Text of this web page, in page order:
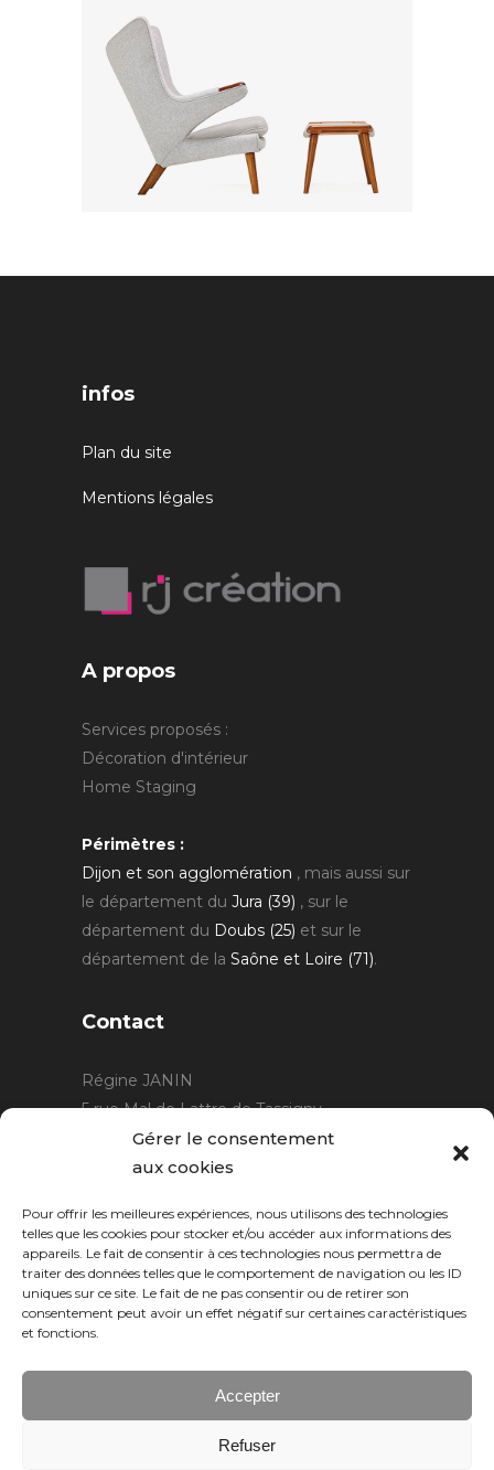
Gérer le consentement
aux cookies
Pour offrir les meilleures expériences, nous utilisons des technologies
telles que les cookies pour stocker et/ou accéder aux informations des
appareils. Le fait de consentir à ces technologies nous permettra de
traiter des données telles que le comportement de navigation ou les ID
uniques sur ce site. Le fait de ne pas consentir ou de retirer son
consentement peut avoir un effet négatif sur certaines caractéristiques
et fonctions.
Accepter
Refuser
infos
Plan du site
Mentions légales
A propos
Services proposés :
Décoration d'intérieur
Home Staging
Périmètres :
Dijon et son agglomération , mais aussi sur
le département du Jura (39) , sur le
département du Doubs (25) et sur le
département de la Saône et Loire (71).
Contact
Régine JANIN
5 rue Mal de Lattre de Tassigny
21220 Gevrey Chambertin
06 15 15 80 29
Horaires :sur rendez-vous.